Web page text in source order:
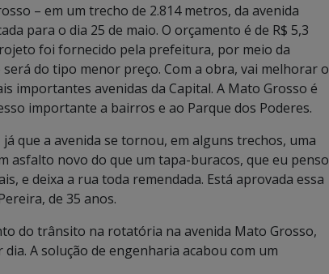
– em um trecho de 2.814 metros, da avenida
para o dia 25 de maio. O orçamento é de R$ 5,3
foi fornecido pela prefeitura, por meio da
do tipo menor preço. Com a obra, vai melhorar o
importantes avenidas da Capital. A Mato Grosso é
importante a bairros e ao Parque dos Poderes.
que a avenida se tornou, em alguns trechos, uma
asfalto novo do que um tapa-buracos, que eu penso
e deixa a rua toda remendada. Está aprovada essa
de 35 anos.
do trânsito na rotatória na avenida Mato Grosso,
A solução de engenharia acabou com um